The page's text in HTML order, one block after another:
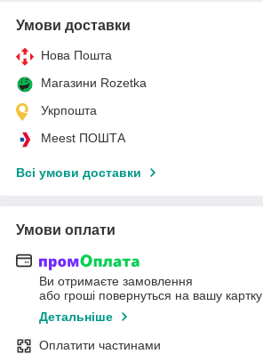
Умови доставки
Нова Пошта
Магазини Rozetka
Укрпошта
Meest ПОШТА
Всі умови доставки
Умови оплати
Ви отримаєте замовлення
або гроші повернуться на вашу картку
Детальніше
Оплатити частинами